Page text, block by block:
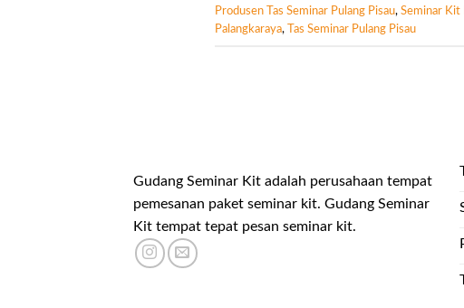
Produsen Tas Seminar Pulang Pisau, Seminar Kit
Palangkaraya, Tas Seminar Pulang Pisau
Gudang Seminar Kit adalah perusahaan tempat
pemesanan paket seminar kit. Gudang Seminar
Kit tempat tepat pesan seminar kit.